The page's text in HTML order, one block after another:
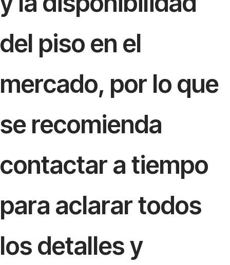
del piso en el
mercado, por lo que
se recomienda
contactar a tiempo
para aclarar todos
los detalles y